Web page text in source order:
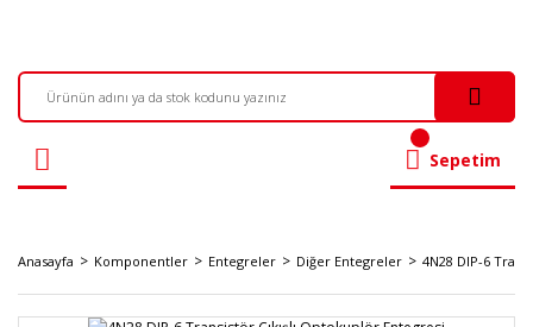
Sepetim
Anasayfa Komponentler Entegreler Diğer Entegreler 4N28 DIP-6